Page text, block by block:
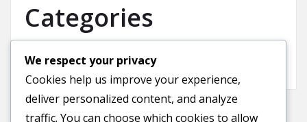
Categories
Uncategorized
We respect your privacy
Cookies help us improve your experience,
deliver personalized content, and analyze
traffic. You can choose which cookies to allow